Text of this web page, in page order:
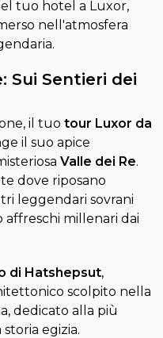
tuo hotel a Luxor,
nell'atmosfera
Sui Sentieri dei
il tuo tour Luxor da
il suo apice
Valle dei Re.
dove riposano
leggendari sovrani
millenari dai
di Hatshepsut,
scolpito nella
dedicato alla più
egizia.